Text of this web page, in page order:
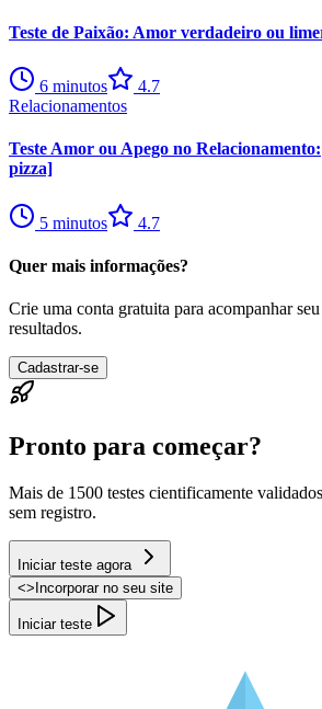
Teste de Paixão: Amor verdadeiro ou
6 minutos
4.7
Relacionamentos
Teste Amor ou Apego no
pizza]
5 minutos 4.7
Quer mais informações?
Crie uma conta gratuita para acompanhar
resultados.
Cadastrar-se
Pronto para começar?
Mais de 1500 testes cientificamente
sem registro.
Iniciar teste agora
<> Incorporar no seu site
Iniciar teste